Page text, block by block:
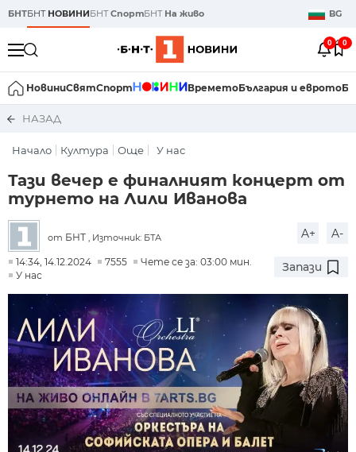
БНТБНТ НОВИНИБНТСпортБНТ На живо BG
0 0
НовиниСвятСпорт ВреметоБългария и еврото
НАЗАД
Начало Култура Още У нас
Тази вечер е финалният концерт от
турнето на Лили Иванова
от БНТ , Източник: БТА A+ A-
14:34, 14.12.2024 7555
Чете се за: 03:00 мин.
У нас
Запази